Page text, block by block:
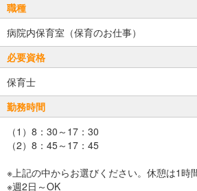
職種
病院内保育室（保育のお仕事）
必要資格
保育士
勤務時間
（1）8：30～17：30
（2）8：45～17：45
※上記の中からお選びください。休憩は1時
※週2日～OK